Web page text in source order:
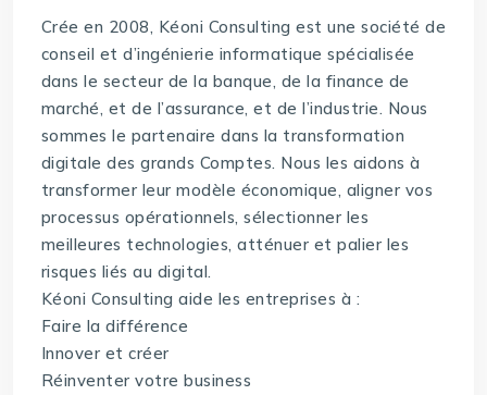
Crée en 2008, Kéoni Consulting est une société de
conseil et d’ingénierie informatique spécialisée
dans le secteur de la banque, de la finance de
marché, et de l’assurance, et de l’industrie. Nous
sommes le partenaire dans la transformation
digitale des grands Comptes. Nous les aidons à
transformer leur modèle économique, aligner vos
processus opérationnels, sélectionner les
meilleures technologies, atténuer et palier les
risques liés au digital.
Kéoni Consulting aide les entreprises à :
Faire la différence
Innover et créer
Réinventer votre business